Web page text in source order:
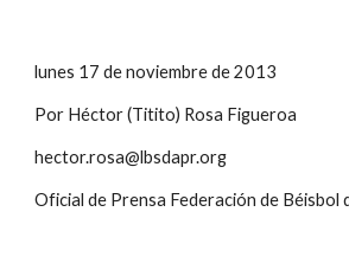
lunes 17 de noviembre de 2013
Por Héctor (Titito) Rosa Figueroa
hector.rosa@lbsdapr.org
Oficial de Prensa Federación de Béisbol